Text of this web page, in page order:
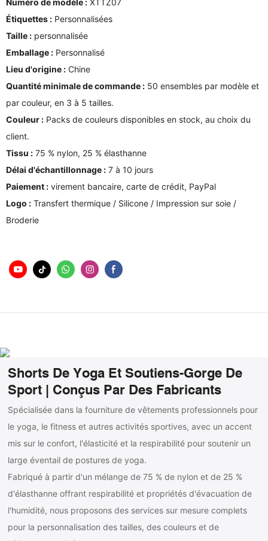
Numéro de modèle : XTTZ07
Étiquettes : Personnalisées
Taille : personnalisée
Emballage : Personnalisé
Lieu d'origine : Chine
Quantité minimale de commande : 50 ensembles par modèle et
par couleur, en 3 à 5 tailles.
Couleur : Packs de couleurs disponibles en stock, au choix du
client.
Tissu : 75 % nylon, 25 % élasthanne
Délai d'échantillonnage : 7 à 10 jours
Paiement : virement bancaire, carte de crédit, PayPal
Logo : Transfert thermique / Silicone / Impression sur soie /
Broderie
Shorts De Yoga Et Soutiens-Gorge De
Sport | Conçus Par Des Fabricants
Spécialisée dans la fourniture de vêtements professionnels pour
le yoga, le fitness et autres activités sportives, avec un accent
mis sur le confort, l'élasticité et la respirabilité pour soutenir un
large éventail de postures de yoga.
Fabriqué à partir d'un mélange de 75 % de nylon et de 25 %
d'élasthanne offrant respirabilité et propriétés d'évacuation de
l'humidité, nous proposons des services sur mesure complets
pour la personnalisation des tailles, des couleurs et de